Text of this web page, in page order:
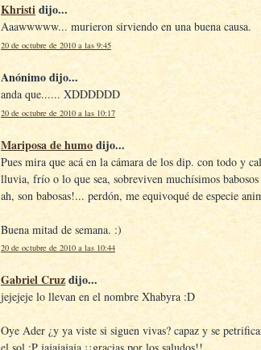
Khristidijo...
Aaawwwww... murieron sirviendo en una buena causa.
20 de octubre de 2010 a las 9:45
Anónimo dijo...
anda que...... XDDDDDD
20 de octubre de 2010 a las 10:17
Mariposa de humodijo...
Pues mira que acá en la cámara de los dip. con todo y
lluvia, frío o lo que sea, sobreviven muchísimos
ah, son babosas!... perdón, me equivoqué de especie
Buena mitad de semana. :)
20 de octubre de 2010 a las 10:44
Gabriel Cruzdijo...
jejejeje lo llevan en el nombre Xhabyra :D
Oye Ader ¿y ya viste si siguen vivas? capaz y se